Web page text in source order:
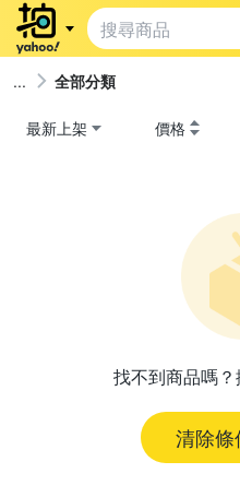
全部分類
最新上架 價格
找不到商品嗎？
清除